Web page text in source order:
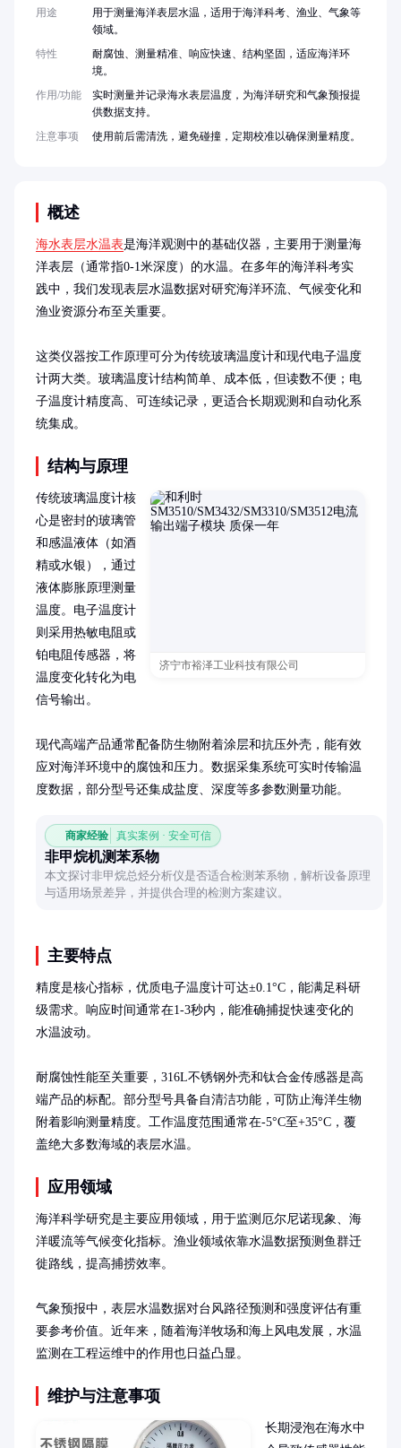
概述
海水表层水温表是海洋观测中的基础仪器，主要用于测量海
洋表层（通常指0-1米深度）的水温。在多年的海洋科考实
践中，我们发现表层水温数据对研究海洋环流、气候变化和
渔业资源分布至关重要。
这类仪器按工作原理可分为传统玻璃温度计和现代电子温度
计两大类。玻璃温度计结构简单、成本低，但读数不便；电
子温度计精度高、可连续记录，更适合长期观测和自动化系
统集成。
结构与原理
济宁市裕泽工业科技有限公司
传统玻璃温度计核
心是密封的玻璃管
和感温液体（如酒
精或水银），通过
液体膨胀原理测量
温度。电子温度计
则采用热敏电阻或
铂电阻传感器，将
温度变化转化为电
信号输出。
现代高端产品通常配备防生物附着涂层和抗压外壳，能有效
应对海洋环境中的腐蚀和压力。数据采集系统可实时传输温
度数据，部分型号还集成盐度、深度等多参数测量功能。
商家经验 真实案例 · 安全可信
非甲烷机测苯系物
本文探讨非甲烷总烃分析仪是否适合检测苯系物，解析设备原理
与适用场景差异，并提供合理的检测方案建议。
主要特点
精度是核心指标，优质电子温度计可达±0.1°C，能满足科研
级需求。响应时间通常在1-3秒内，能准确捕捉快速变化的
水温波动。
耐腐蚀性能至关重要，316L不锈钢外壳和钛合金传感器是高
端产品的标配。部分型号具备自清洁功能，可防止海洋生物
附着影响测量精度。工作温度范围通常在-5°C至+35°C，覆
盖绝大多数海域的表层水温。
应用领域
海洋科学研究是主要应用领域，用于监测厄尔尼诺现象、海
洋暖流等气候变化指标。渔业领域依靠水温数据预测鱼群迁
徙路线，提高捕捞效率。
气象预报中，表层水温数据对台风路径预测和强度评估有重
要参考价值。近年来，随着海洋牧场和海上风电发展，水温
监测在工程运维中的作用也日益凸显。
维护与注意事项
长期浸泡在海水中
用途
用于测量海洋表层水温，适用于海洋科考、渔业、气象等
领域。
特性
耐腐蚀、测量精准、响应快速、结构坚固，适应海洋环
境。
作用/功能
实时测量并记录海水表层温度，为海洋研究和气象预报提
供数据支持。
注意事项
使用前后需清洗，避免碰撞，定期校准以确保测量精度。